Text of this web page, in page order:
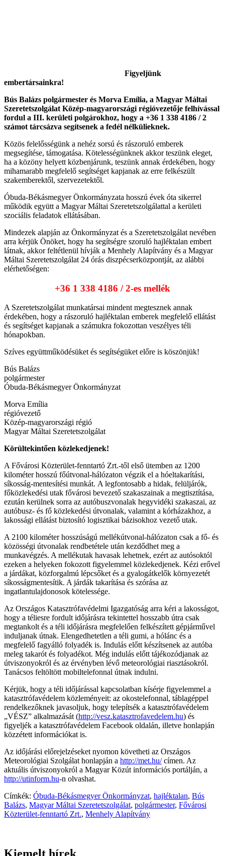
Figyeljünk
embertársainkra!
Bús Balázs polgármester és Morva Emília, a Magyar Máltai
Szeretetszolgálat Közép-magyarországi régióvezetője felhívással
fordul a III. kerületi polgárokhoz, hogy a +36 1 338 4186 / 2
számot tárcsázva segítsenek a fedél nélkülieknek.
Közös felelősségünk a nehéz sorsú és rászoruló emberek
megsegítése, támogatása. Kötelességünknek akkor teszünk eleget,
ha a közöny helyett közbenjárunk, teszünk annak érdekében, hogy
mihamarabb megfelelő segítséget kapjanak az erre felkészült
szakemberektől, szervezetektől.
Óbuda-Békásmegyer Önkormányzata hosszú évek óta sikerrel
működik együtt a Magyar Máltai Szeretetszolgálattal a kerületi
szociális feladatok ellátásában.
Mindezek alapján az Önkormányzat és a Szeretetszolgálat nevében
arra kérjük Önöket, hogy ha segítségre szoruló hajléktalan embert
látnak, akkor feltétlenül hívják a Menhely Alapítvány és a Magyar
Máltai Szeretetszolgálat 24 órás diszpécserközpontját, az alábbi
elérhetőségen:
+36 1 338 4186 / 2-es mellék
A Szeretetszolgálat munkatársai mindent megtesznek annak
érdekében, hogy a rászoruló hajléktalan emberek megfelelő ellátást
és segítséget kapjanak a számukra fokozottan veszélyes téli
hónapokban.
Szíves együttműködésüket és segítségüket előre is köszönjük!
Bús Balázs
polgármester
Óbuda-Békásmegyer Önkormányzat
Morva Emília
régióvezető
Közép-magyarországi régió
Magyar Máltai Szeretetszolgálat
Körültekintően közlekedjenek!
A Fővárosi Közterület-fenntartó Zrt.-től első ütemben az 1200
kilométer hosszú főútvonal-hálózaton végzik el a hóeltakarítási,
síkosság-mentesítési munkát. A legfontosabb a hidak, felüljárók,
főközlekedési utak fővárosi bevezető szakaszainak a megtisztítása,
ezután kerülnek sorra az autóbuszvonalak hegyvidéki szakaszai, az
autóbusz- és fő közlekedési útvonalak, valamint a kórházakhoz, a
lakossági ellátást biztosító logisztikai bázisokhoz vezető utak.
A 2100 kilométer hosszúságú mellékútvonal-hálózaton csak a fő- és
közösségi útvonalak rendbetétele után kezdődhet meg a
munkavégzés. A mellékutak havasak lehetnek, ezért az autósoktól
ezeken a helyeken fokozott figyelemmel közlekedjenek. Kézi erővel
a járdákat, közforgalmú lépcsőket és a gyalogátkelők környezetét
síkosságmentesítik. A járdák takarítása és szórása az
ingatlantulajdonosok kötelessége.
Az Országos Katasztrófavédelmi Igazgatóság arra kéri a lakosságot,
hogy a téliesre fordult időjárásra tekintettel hosszabb útra csak
megtankolt és a téli időjárásra megfelelően felkészített gépjárművel
induljanak útnak. Elengedhetetlen a téli gumi, a hólánc és a
megfelelő fagyálló folyadék is. Indulás előtt készítsenek az autóba
meleg takarót és folyadékot. Még indulás előtt tájékozódjanak az
útviszonyokról és az érvényben lévő meteorológiai riasztásokról.
Tanácsos feltöltött mobiltelefonnal útnak indulni.
Kérjük, hogy a téli időjárással kapcsolatban kísérje figyelemmel a
katasztrófavédelem közleményeit: az okostelefonnal, táblagéppel
rendelkezőknek javasoljuk, hogy telepítsék a katasztrófavédelem
„VÉSZ” alkalmazását (http://vesz.katasztrofavedelem.hu) és
figyeljék a katasztrófavédelem Facebook oldalán, illetve honlapján
közzétett információkat is.
Az időjárási előrejelzéseket nyomon követheti az Országos
Meteorológiai Szolgálat honlapján a http://met.hu/címen. Az
aktuális útviszonyokról a Magyar Közút információs portálján, a
http://utinform.hu-n olvashat.
Címkék: Óbuda-Békásmegyer Önkormányzat, hajléktalan, Bús
Balázs, Magyar Máltai Szeretetszolgálat, polgármester, Fővárosi
Közterület-fenntartó Zrt., Menhely Alapítvány